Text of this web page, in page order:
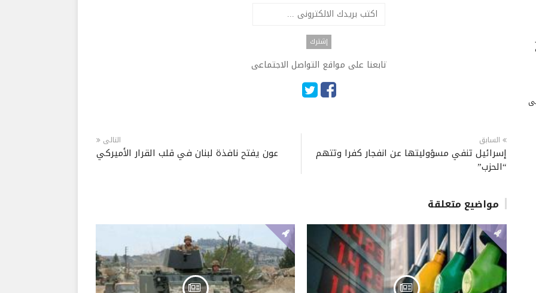
تابعنا على مواقع التواصل الاجتماعى
السابق
إسرائيل تنفي مسؤوليتها عن انفجار كفرا وتتهم
“الحزب”
التالى
عون يفتح نافذة لبنان في قلب القرار الأميركي
مواضيع متعلقة